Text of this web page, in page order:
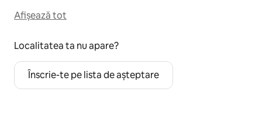
Afișează tot
Localitatea ta nu apare?
Înscrie-te pe lista de așteptare